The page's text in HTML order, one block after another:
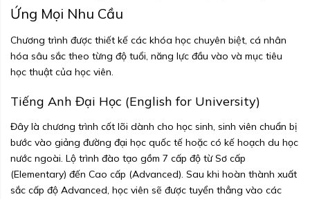
Ứng Mọi Nhu Cầu
Chương trình được thiết kế các khóa học chuyên biệt, cá nhân
hóa sâu sắc theo từng độ tuổi, năng lực đầu vào và mục tiêu
học thuật của học viên.
Tiếng Anh Đại Học (English for University)
Đây là chương trình cốt lõi dành cho học sinh, sinh viên chuẩn bị
bước vào giảng đường đại học quốc tế hoặc có kế hoạch du học
nước ngoài. Lộ trình đào tạo gồm 7 cấp độ từ Sơ cấp
(Elementary) đến Cao cấp (Advanced). Sau khi hoàn thành xuất
sắc cấp độ Advanced, học viên sẽ được tuyển thẳng vào các